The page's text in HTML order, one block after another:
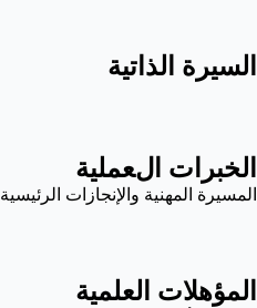
السيرة الذاتية
الخبرات العملية
المسيرة المهنية والإنجازات الرئيسية
المؤهلات العلمية